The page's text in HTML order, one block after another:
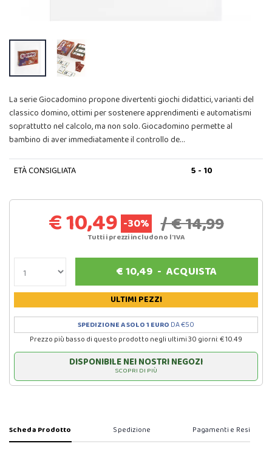
La serie Giocadomino propone divertenti giochi didattici, varianti del
classico domino, ottimi per sostenere apprendimenti e automatismi
soprattutto nel calcolo, ma non solo. Giocadomino permette al
bambino di aver immediatamente il controllo de…
ETÀ CONSIGLIATA 5 - 10
€ 10,49 -30% / € 14,99
Tutti i prezzi includono l'IVA
€10,49 -ACQUISTA
ULTIMI PEZZI
SPEDIZIONE A SOLO 1 EURO DA €50
Prezzo più basso di questo prodotto negli ultimi 30 giorni: € 10.49
DISPONIBILE NEI NOSTRI NEGOZI
SCOPRI DI PIÙ
Scheda Prodotto Spedizione Pagamenti e Resi